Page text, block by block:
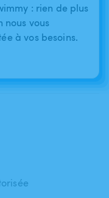
: rien de plus
nous vous
à vos besoins.